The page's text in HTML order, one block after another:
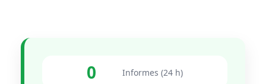
0 Informes (24 h)